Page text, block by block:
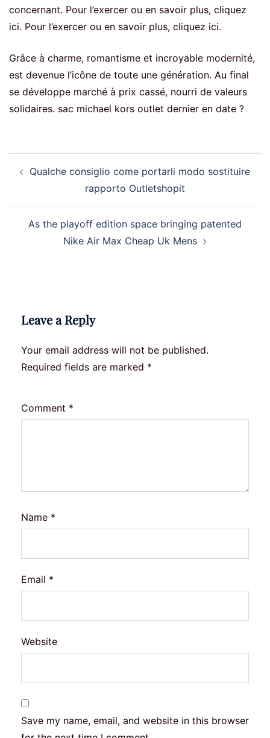
concernant. Pour l’exercer ou en savoir plus, cliquez
ici. Pour l’exercer ou en savoir plus, cliquez ici.
Grâce à charme, romantisme et incroyable modernité,
est devenue l’icône de toute une génération. Au final
se développe marché à prix cassé, nourri de valeurs
solidaires. sac michael kors outlet dernier en date ?
navigation
Qualche consiglio come portarli modo sostituire
rapporto Outletshopit
As the playoff edition space bringing patented
Nike Air Max Cheap Uk Mens
Leave a Reply
Your email address will not be published.
Required fields are marked *
Comment *
Name *
Email *
Website
Save my name, email, and website in this browser